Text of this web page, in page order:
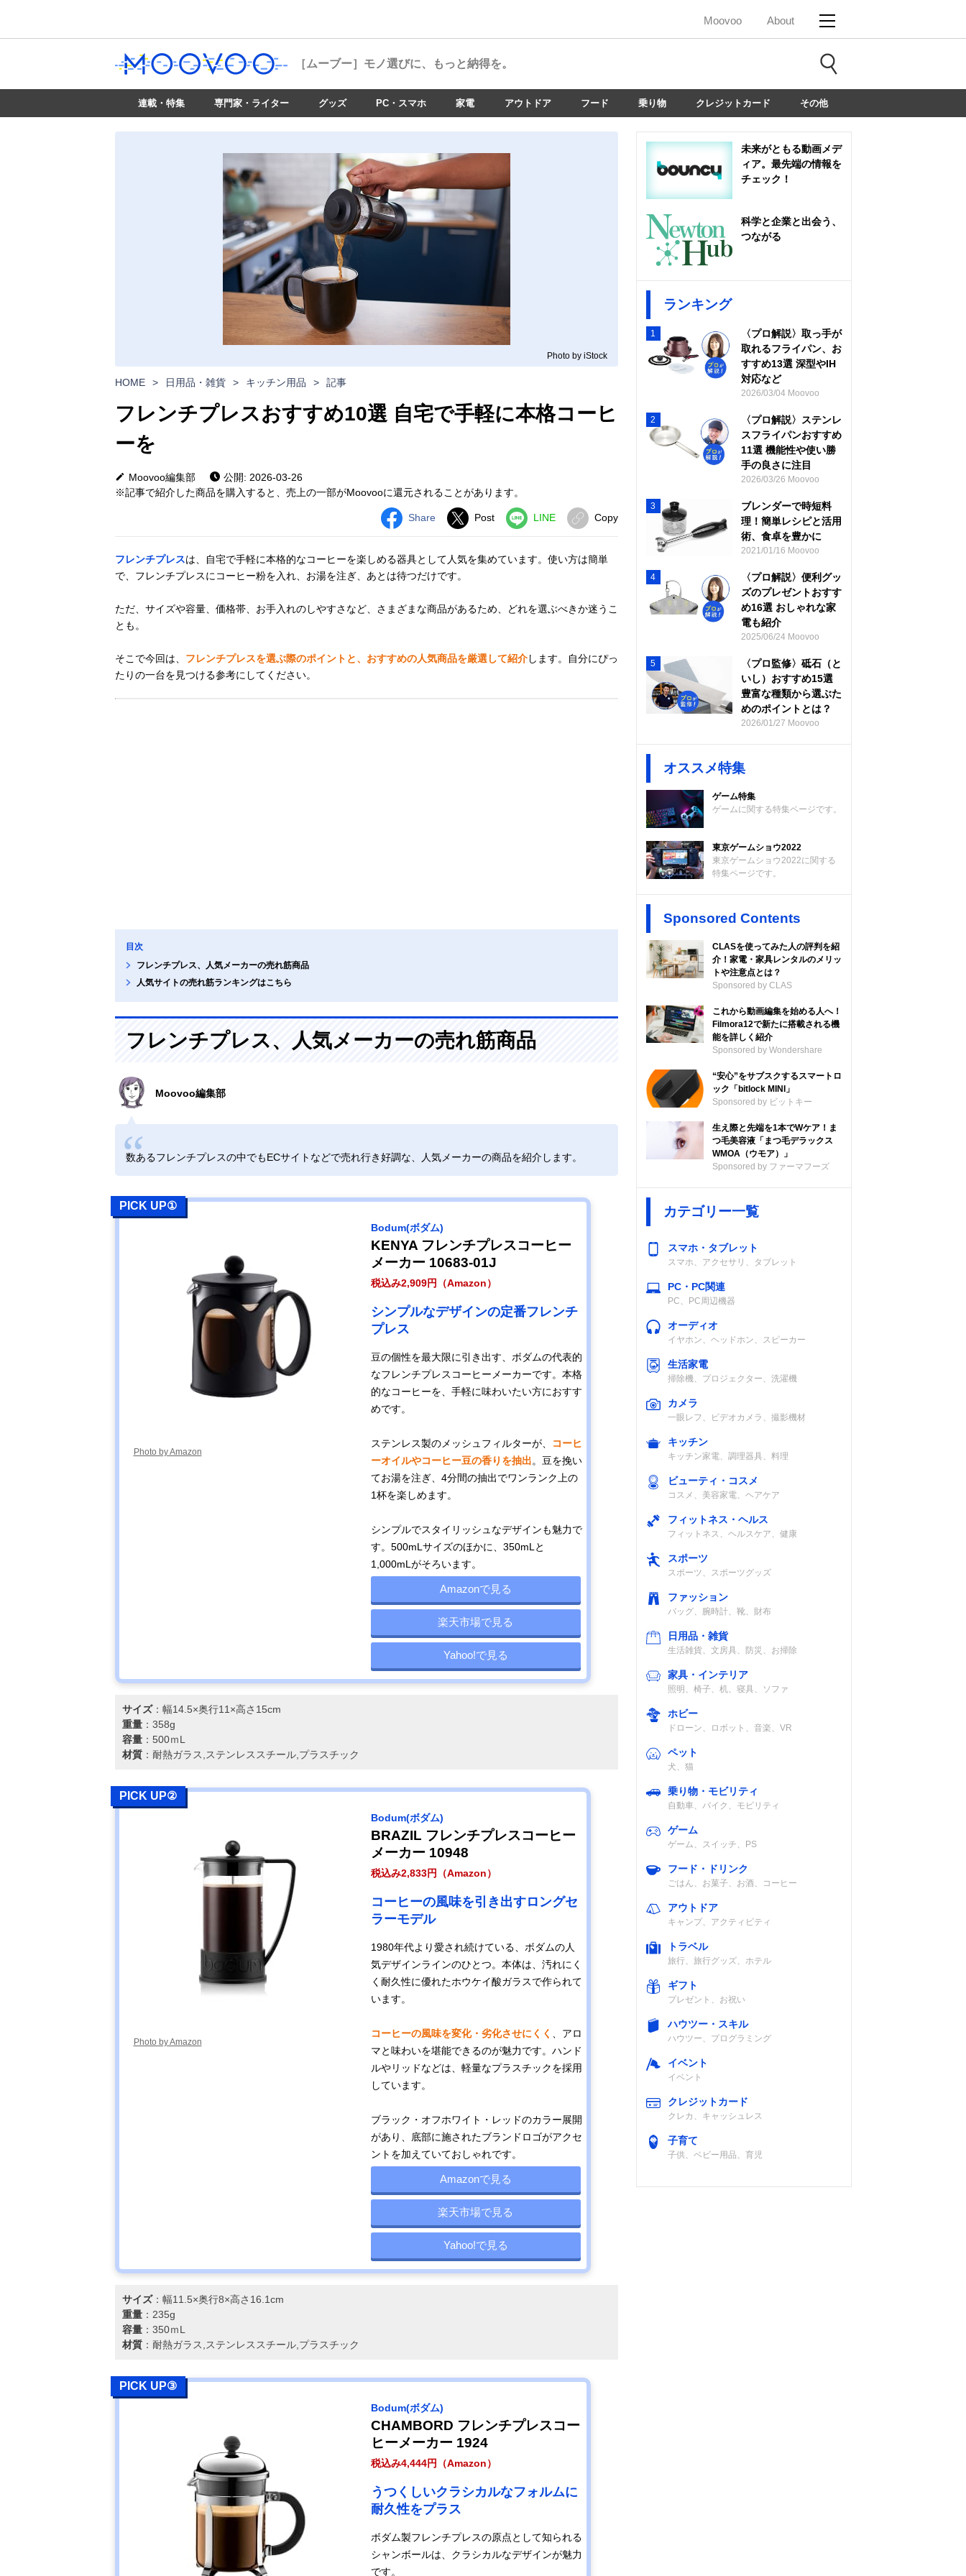
Moovoo About
［ムーブー］ モノ選びに、もっと納得を。
連載・特集 専門家・ライター グッズ PC・スマホ 家電 アウトドア フード 乗り物 クレジットカード その他
Photo by iStock
HOME > 日用品・雑貨 > キッチン用品 > 記事
フレンチプレスおすすめ10選 自宅で手軽に本格コーヒ
ーを
Moovoo編集部
公開: 2026-03-26
※記事で紹介した商品を購入すると、売上の一部がMoovooに還元されることがあります。
Share Post LINE Copy
フレンチプレスは、自宅で手軽に本格的なコーヒーを楽しめる器具として人気を集めています。使い方は簡単
で、フレンチプレスにコーヒー粉を入れ、お湯を注ぎ、あとは待つだけです。
ただ、サイズや容量、価格帯、お手入れのしやすさなど、さまざまな商品があるため、どれを選ぶべきか迷うこ
とも。
そこで今回は、 フレンチプレスを選ぶ際のポイントと、おすすめの人気商品を厳選して紹介します。自分にぴっ
たりの一台を見つける参考にしてください。
目次
フレンチプレス、人気メーカーの売れ筋商品
人気サイトの売れ筋ランキングはこちら
フレンチプレス、人気メーカーの売れ筋商品
Moovoo編集部
数あるフレンチプレスの中でもECサイトなどで売れ行き好調な、人気メーカーの商品を紹介します。
PICK UP①
Photo by Amazon
‎Bodum(ボダム)
KENYA フレンチプレスコーヒー
メーカー 10683-01J
税込み2,909円（Amazon）
シンプルなデザインの定番フレンチ
プレス
豆の個性を最大限に引き出す、ボダムの代表的
なフレンチプレスコーヒーメーカーです。本格
的なコーヒーを、手軽に味わいたい方におすす
めです。
ステンレス製のメッシュフィルターが、
コーヒ
ーオイルやコーヒー豆の香りを抽出。豆を挽い
てお湯を注ぎ、4分間の抽出でワンランク上の
1杯を楽しめます。
シンプルでスタイリッシュなデザインも魅力で
す。500mLサイズのほかに、350mLと
1,000mLがそろいます。
Amazonで見る
楽天市場で見る
Yahoo!で見る
サイズ：幅14.5×奥行11×高さ15cm
重量：358g
容量：500ｍL
材質：耐熱ガラス,ステンレススチール,プラスチック
PICK UP②
Photo by Amazon
‎Bodum(ボダム)
BRAZIL フレンチプレスコーヒー
メーカー 10948
税込み2,833円（Amazon）
コーヒーの風味を引き出すロングセ
ラーモデル
1980年代より愛され続けている、ボダムの人
気デザインラインのひとつ。本体は、汚れにく
く耐久性に優れたホウケイ酸ガラスで作られて
います。
コーヒーの風味を変化・劣化させにくく
、アロ
マと味わいを堪能できるのが魅力です。ハンド
ルやリッドなどは、軽量なプラスチックを採用
しています。
ブラック・オフホワイト・レッドのカラー展開
があり、底部に施されたブランドロゴがアクセ
ントを加えていておしゃれです。
Amazonで見る
楽天市場で見る
Yahoo!で見る
サイズ：幅11.5×奥行8×高さ16.1cm
重量：235g
容量：350ｍL
材質：耐熱ガラス,ステンレススチール,プラスチック
PICK UP③
Bodum(ボダム)
CHAMBORD フレンチプレスコー
ヒーメーカー 1924
税込み4,444円（Amazon）
うつくしいクラシカルなフォルムに
耐久性をプラス
ボダム製フレンチプレスの原点として知られる
シャンボールは、クラシカルなデザインが魅力
です。
未来がともる動画メデ
ィア。最先端の情報を
チェック！
科学と企業と出会う、
つながる
ランキング
1
〈プロ解説〉取っ手が
取れるフライパン、お
すすめ13選 深型やIH
対応など
2026/03/04 Moovoo
2
〈プロ解説〉ステンレ
スフライパンおすすめ
11選 機能性や使い勝
手の良さに注目
2026/03/26 Moovoo
3
ブレンダーで時短料
理！簡単レシピと活用
術、食卓を豊かに
2021/01/16 Moovoo
4
〈プロ解説〉便利グッ
ズのプレゼントおすす
め16選 おしゃれな家
電も紹介
2025/06/24 Moovoo
5
〈プロ監修〉砥石（と
いし）おすすめ15選
豊富な種類から選ぶた
めのポイントとは？
2026/01/27 Moovoo
オススメ特集
ゲーム特集
ゲームに関する特集ページです。
東京ゲームショウ2022
東京ゲームショウ2022に関する
特集ページです。
Sponsored Contents
CLASを使ってみた人の評判を紹
介！家電・家具レンタルのメリッ
トや注意点とは？
Sponsored by CLAS
これから動画編集を始める人へ！
Filmora12で新たに搭載される機
能を詳しく紹介
Sponsored by Wondershare
“安心”をサブスクするスマートロ
ック「bitlock MINI」
Sponsored by ビットキー
生え際と先端を1本でWケア！ま
つ毛美容液「まつ毛デラックス
WMOA（ウモア）」
Sponsored by ファーマフーズ
カテゴリー一覧
スマホ・タブレット
スマホ、アクセサリ、タブレット
PC・PC関連
PC、PC周辺機器
オーディオ
イヤホン、ヘッドホン、スピーカー
生活家電
掃除機、プロジェクター、洗濯機
カメラ
一眼レフ、ビデオカメラ、撮影機材
キッチン
キッチン家電、調理器具、料理
ビューティ・コスメ
コスメ、美容家電、ヘアケア
フィットネス・ヘルス
フィットネス、ヘルスケア、健康
スポーツ
スポーツ、スポーツグッズ
ファッション
バッグ、腕時計、靴、財布
日用品・雑貨
生活雑貨、文房具、防災、お掃除
家具・インテリア
照明、椅子、机、寝具、ソファ
ホビー
ドローン、ロボット、音楽、VR
ペット
犬、猫
乗り物・モビリティ
自動車、バイク、モビリティ
ゲーム
ゲーム、スイッチ、PS
フード・ドリンク
ごはん、お菓子、お酒、コーヒー
アウトドア
キャンプ、アクティビティ
トラベル
旅行、旅行グッズ、ホテル
ギフト
プレゼント、お祝い
ハウツー・スキル
ハウツー、プログラミング
イベント
イベント
クレジットカード
クレカ、キャッシュレス
子育て
子供、ベビー用品、育児